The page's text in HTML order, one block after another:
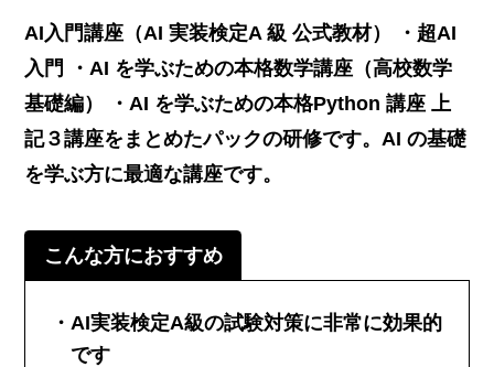
AI入門講座（AI 実装検定A 級 公式教材） ・超AI
入門 ・AI を学ぶための本格数学講座（高校数学
基礎編） ・AI を学ぶための本格Python 講座 上
記３講座をまとめたパックの研修です。AI の基礎
を学ぶ方に最適な講座です。
こんな方におすすめ
AI実装検定A級の試験対策に非常に効果的
です